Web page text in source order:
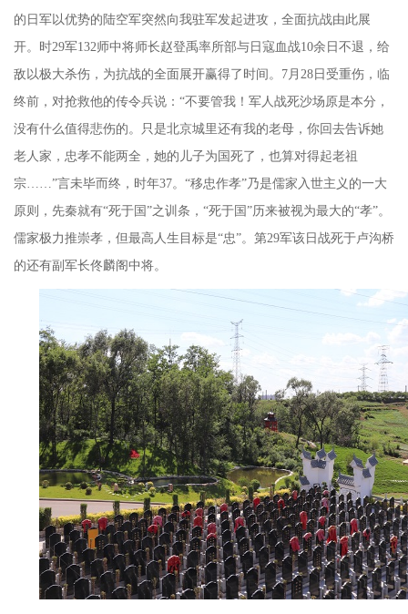
的日军以优势的陆空军突然向我驻军发起进攻，全面抗战由此展
开。时29军132师中将师长赵登禹率所部与日寇血战10余日不退，给
敌以极大杀伤，为抗战的全面展开赢得了时间。 7月 28 日受重伤，临
终前，对抢救他的传令兵说： “不要管我！军人战死沙场原是本分，
没有什么值得悲伤的。只是北京城里还有我的老母，你回去告诉她
老人家，忠孝不能两全，她的儿子为国死了，也算对得起老祖
宗……”言未毕而终，时年37。 “移忠作孝”乃是儒家入世主义的一大
原则，先秦就有“死于国 ”之训条， “死于国 ”历来被视为最大的“孝”。
儒家极力推崇孝，但最高人生目标是“忠”。第29军该日战死于卢沟桥
的还有副军长佟麟阁中将。